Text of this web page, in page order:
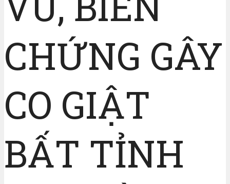
CHỨNG GÂY
CO GIẬT
BẤT TỈNH